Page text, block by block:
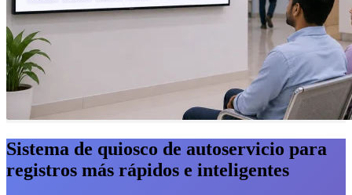
Sistema de quiosco de autoservicio para
registros más rápidos e inteligentes